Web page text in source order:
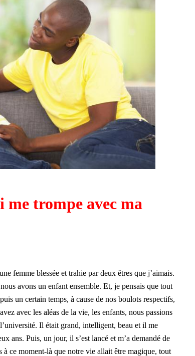
trompe avec ma
femme blessée et trahie par deux êtres que j’aimais.
avons un enfant ensemble. Et, je pensais que tout
un certain temps, à cause de nos boulots respectifs,
avec les aléas de la vie, les enfants, nous passions
Il était grand, intelligent, beau et il me
ans. Puis, un jour, il s’est lancé et m’a demandé de
à ce moment-là que notre vie allait être magique, tout